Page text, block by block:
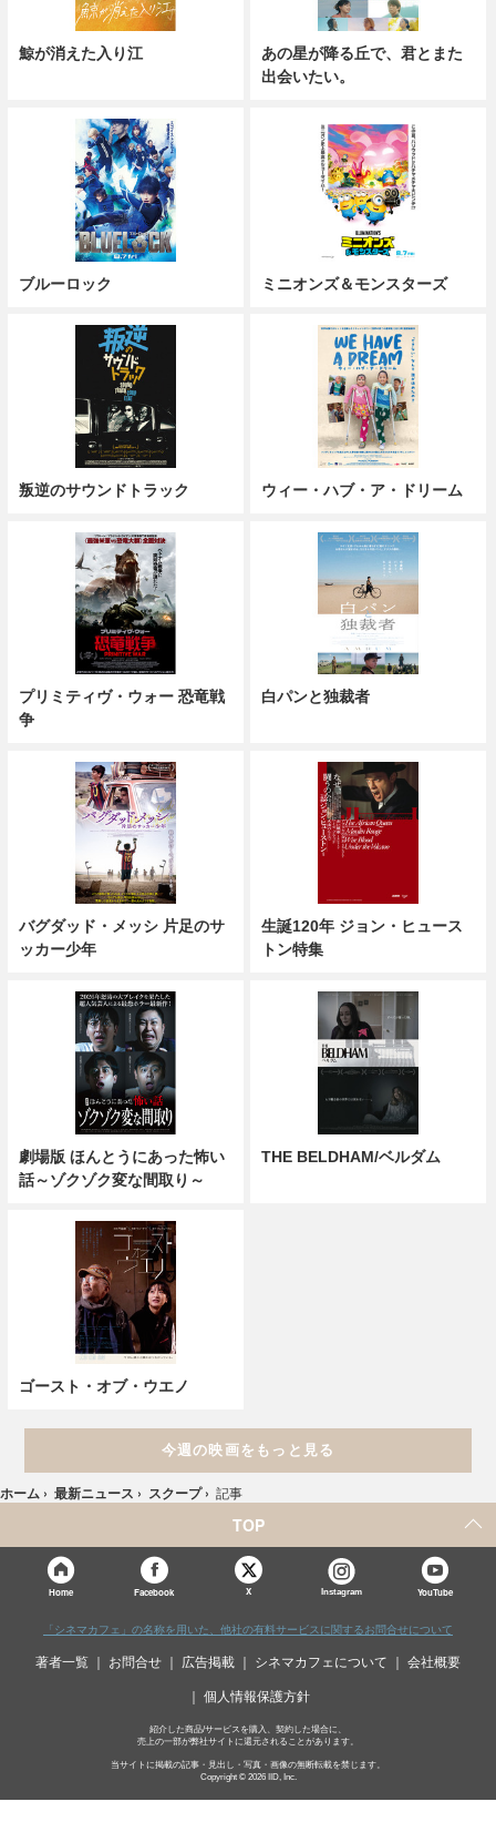
鯨が消えた入り江
あの星が降る丘で、君とまた
出会いたい。
ブルーロック ミニオンズ＆モンスターズ
叛逆のサウンドトラック ウィー・ハブ・ア・ドリーム
プリミティヴ・ウォー 恐竜戦
争
白パンと独裁者
バグダッド・メッシ 片足のサ
ッカー少年
生誕120年 ジョン・ヒュース
トン特集
劇場版 ほんとうにあった怖い
話～ゾクゾク変な間取り～
THE BELDHAM/ベルダム
ゴースト・オブ・ウエノ
今週の映画をもっと見る
ホーム › 最新ニュース › スクープ › 記事
TOP
Home Facebook X Instagram YouTube
「シネマカフェ」の名称を用いた、他社の有料サービスに関するお問合せについて
著者一覧 お問合せ 広告掲載 シネマカフェについて 会社概要
個人情報保護方針
紹介した商品/サービスを購入、契約した場合に、
売上の一部が弊社サイトに還元されることがあります。
当サイトに掲載の記事・見出し・写真・画像の無断転載を禁じます。
Copyright © 2026 IID, Inc.